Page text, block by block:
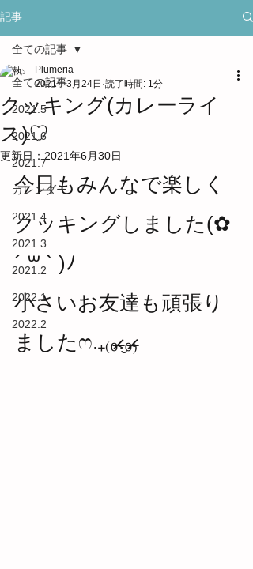
記事
全ての記事
2021.5
2021.6
2021.7
カレンダー
2021.4
2021.3
2021.2
2022.1
2022.2
全ての記事
クッキング(カレーライ
ス)♡
Plumeria
2021年3月24日 読了時間: 1分
更新日： 2021年6月30日
今日もみんなで楽しく
クッキングしました(✿
´ ꒳ ` )ﾉ
小さいお友達も頑張り
ましたෆ.₊₍₀̴̶̷.̮₀̴̶̷₎